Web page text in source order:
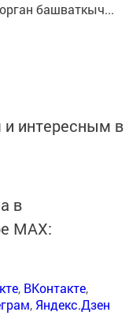
башваткыч...
интересным в
в
MАХ:
, ВКонтакте,
, Яндекс.Дзен